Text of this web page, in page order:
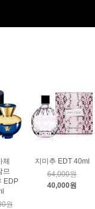
체
므
EDP
원
지미추 EDT 40ml
64,000원
40,000원